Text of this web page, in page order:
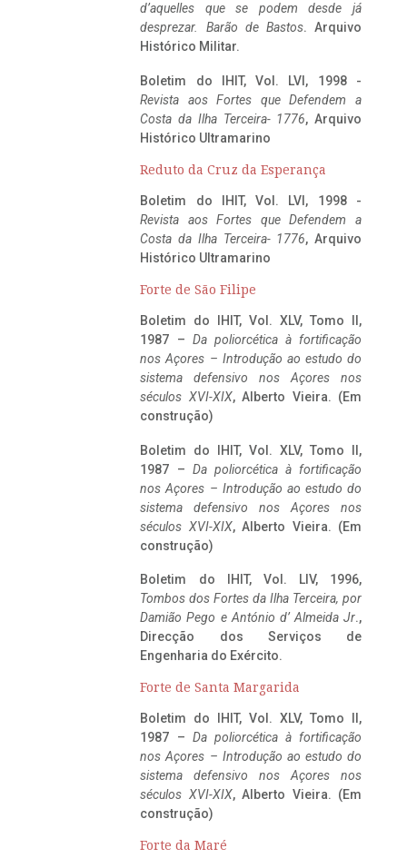
d’aquelles que se podem desde já
desprezar. Barão de Bastos. Arquivo
Histórico Militar.
Boletim do IHIT, Vol. LVI, 1998 -
Revista aos Fortes que Defendem a
Costa da Ilha Terceira- 1776, Arquivo
Histórico Ultramarino
Reduto da Cruz da Esperança
Boletim do IHIT, Vol. LVI, 1998 -
Revista aos Fortes que Defendem a
Costa da Ilha Terceira- 1776, Arquivo
Histórico Ultramarino
Forte de São Filipe
Boletim do IHIT, Vol. XLV, Tomo II,
1987 – Da poliorcética à fortificação
nos Açores – Introdução ao estudo do
sistema defensivo nos Açores nos
séculos XVI-XIX, Alberto Vieira. (Em
construção)
Boletim do IHIT, Vol. XLV, Tomo II,
1987 – Da poliorcética à fortificação
nos Açores – Introdução ao estudo do
sistema defensivo nos Açores nos
séculos XVI-XIX, Alberto Vieira. (Em
construção)
Boletim do IHIT, Vol. LIV, 1996,
Tombos dos Fortes da Ilha Terceira, por
Damião Pego e António d’ Almeida Jr.,
Direcção dos Serviços de
Engenharia do Exército.
Forte de Santa Margarida
Boletim do IHIT, Vol. XLV, Tomo II,
1987 – Da poliorcética à fortificação
nos Açores – Introdução ao estudo do
sistema defensivo nos Açores nos
séculos XVI-XIX, Alberto Vieira. (Em
construção)
Forte da Maré